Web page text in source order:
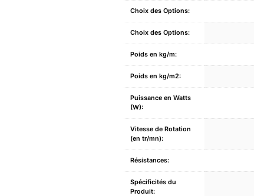
Choix des Options:
Choix des Options:
Poids en kg/m:
Poids en kg/m2:
Puissance en Watts
(W):
Vitesse de Rotation
(en tr/mn):
Résistances:
Spécificités du
Produit: